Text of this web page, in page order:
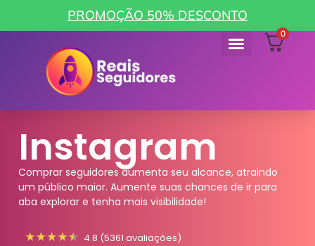
PROMOÇÃO 50% DESCONTO
0
Instagram
Comprar seguidores aumenta seu alcance, atraindo
um público maior. Aumente suas chances de ir para
aba explorar e tenha mais visibilidade!
4.8 (5361 avaliações)